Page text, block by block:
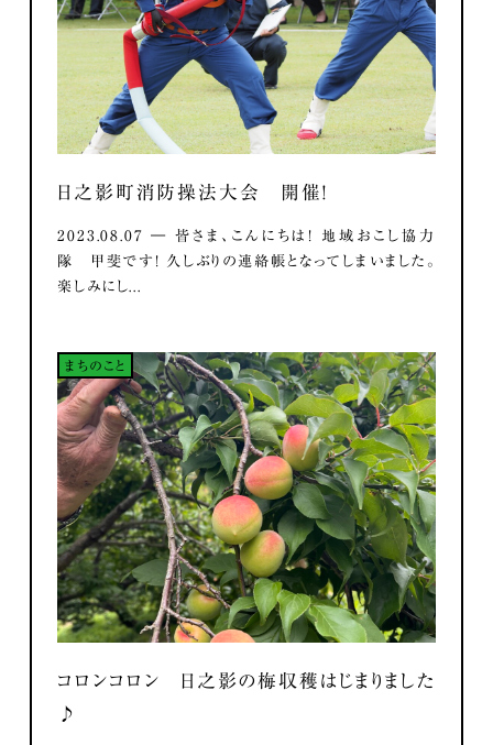
日之影町消防操法大会 開催！
2023.08.07 ― 皆さま、こんにちは！ 地域おこし協力
隊 甲斐です！ 久しぶりの連絡帳となってしまいました。
楽しみにし...
まちのこと
コロンコロン 日之影の梅収穫はじまりました
♪